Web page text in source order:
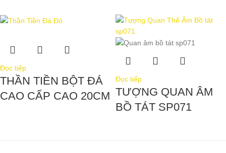
Đọc tiếp
THẦN TIỀN BỘT ĐÁ
CAO CẤP CAO 20CM
Đọc tiếp
TƯỢNG QUAN ÂM
BỒ TÁT SP071